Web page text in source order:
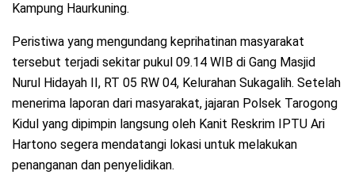
Kampung Haurkuning.
Peristiwa yang mengundang keprihatinan masyarakat
tersebut terjadi sekitar pukul 09.14 WIB di Gang Masjid
Nurul Hidayah II, RT 05 RW 04, Kelurahan Sukagalih. Setelah
menerima laporan dari masyarakat, jajaran Polsek Tarogong
Kidul yang dipimpin langsung oleh Kanit Reskrim IPTU Ari
Hartono segera mendatangi lokasi untuk melakukan
penanganan dan penyelidikan.